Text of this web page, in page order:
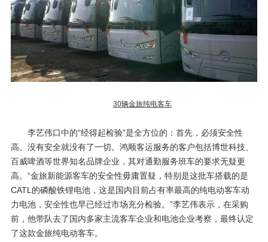
30辆金旅纯电客车
李艺伟口中的“经得起检验”是全方位的：首先，必须安全性
高。没有安全就没有了一切。鸿顺客运服务的客户包括博世科技、
百威啤酒等世界知名品牌企业，其对通勤服务班车的要求无疑更
高。“金旅新能源客车的安全性毋庸置疑，特别是这批车搭载的是
CATL 的磷酸铁锂电池，这是国内目前占有率最高的纯电动客车动
力电池，安全性也早已经过市场充分检验。”李艺伟表示，在采购
前，他带队去了国内多家主流客车企业和电池企业考察，最终认定
了这款金旅纯电动客车。